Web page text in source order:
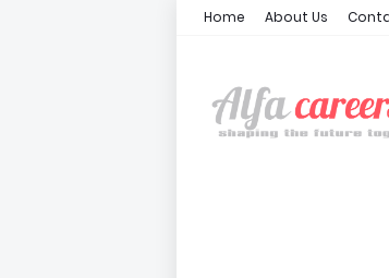
Home About Us